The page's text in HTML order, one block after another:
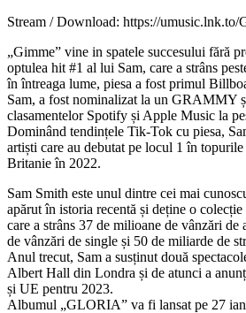
Stream / Download: https://umusic.lnk.to/
„Gimme” vine in spatele succesului fără
optulea hit #1 al lui Sam, care a strâns
în întreaga lume, piesa a fost primul
Sam, a fost nominalizat la un GRAMMY
clasamentelor Spotify și Apple Music la
Dominând tendințele Tik-Tok cu piesa,
artiști care au debutat pe locul 1 în
Britanie în 2022.
Sam Smith este unul dintre cei mai
apărut în istoria recentă și deține o colecție
care a strâns 37 de milioane de vânzări
de vânzări de single și 50 de miliarde de
Anul trecut, Sam a susținut două
Albert Hall din Londra și de atunci a
și UE pentru 2023.
Albumul „GLORIA” va fi lansat pe 27